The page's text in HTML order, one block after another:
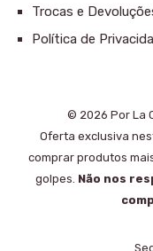
Trocas e
Política de
© 2026 Por La
Oferta exclusiva
comprar produtos
golpes. Não nos